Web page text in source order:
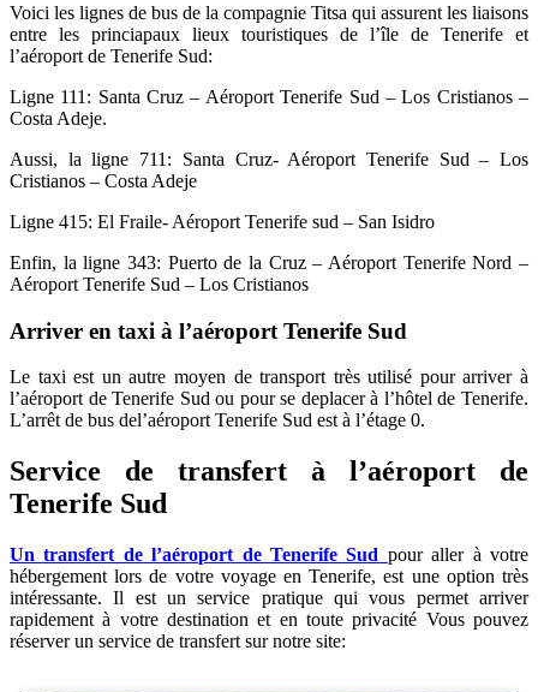
Voici les lignes de bus de la compagnie Titsa qui assurent les liaisons
entre les princiapaux lieux touristiques de l’île de Tenerife et
l’aéroport de Tenerife Sud:
Ligne 111: Santa Cruz – Aéroport Tenerife Sud – Los Cristianos –
Costa Adeje.
Aussi, la ligne 711: Santa Cruz- Aéroport Tenerife Sud – Los
Cristianos – Costa Adeje
Ligne 415: El Fraile- Aéroport Tenerife sud – San Isidro
Enfin, la ligne 343: Puerto de la Cruz – Aéroport Tenerife Nord –
Aéroport Tenerife Sud – Los Cristianos
Arriver en taxi à l’aéroport Tenerife Sud
Le taxi est un autre moyen de transport très utilisé pour arriver à
l’aéroport de Tenerife Sud ou pour se deplacer à l’hôtel de Tenerife.
L’arrêt de bus del’aéroport Tenerife Sud est à l’étage 0.
Service de transfert à l’aéroport de
Tenerife Sud
Un transfert de l’aéroport de Tenerife Sud pour aller à votre
hébergement lors de votre voyage en Tenerife, est une option très
intéressante. Il est un service pratique qui vous permet arriver
rapidement à votre destination et en toute privacité Vous pouvez
réserver un service de transfert sur notre site: